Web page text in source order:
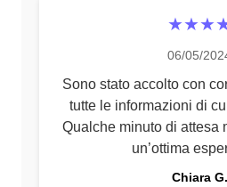
06/05/
Sono stato accolto con
tutte le informazioni di
Qualche minuto di attesa
un’ottima
Chiara G.